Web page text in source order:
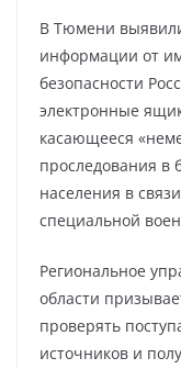
В Тюмени
информации от
безопасности
электронные
касающееся
проследования
населения в
специальной
Региональное
области
проверять
источников и